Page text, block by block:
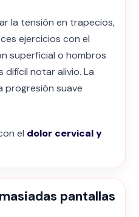
la tensión en trapecios,
ejercicios con el
superficial o hombros
difícil notar alivio. La
progresión suave
el dolor cervical y
pantallas